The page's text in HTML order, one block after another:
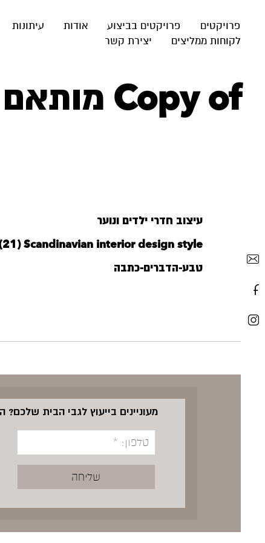
פרויקטים פרויקטים בביצוע אודות עיתונות
לקוחות ממליצים
יצירת קשר
Copy of מותאם לאתר – צבע – 16
עיצוב חדרי ילדים ונוער
‪Scandinavian interior design style‬‏ (21)
טבע-הדברים-כתבה
מעוניינים בייעוץ לגבי הבית